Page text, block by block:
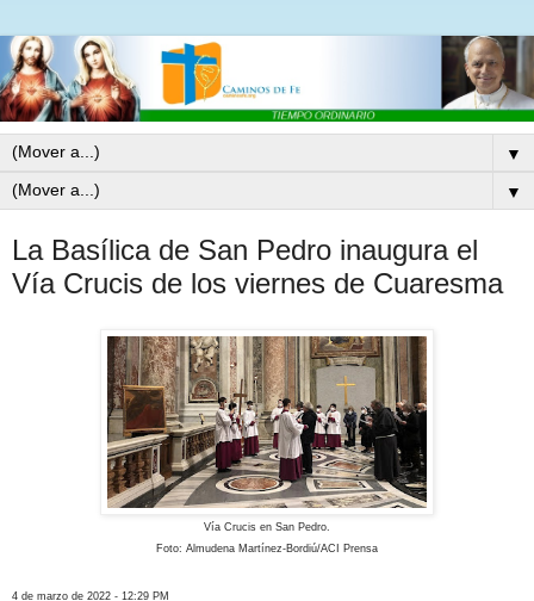
▼
▼
La Basílica de San Pedro inaugura el
Vía Crucis de los viernes de Cuaresma
Vía Crucis en San Pedro.
Foto: Almudena Martínez-Bordiú/ACI Prensa
4 de marzo de 2022 - 12:29 PM